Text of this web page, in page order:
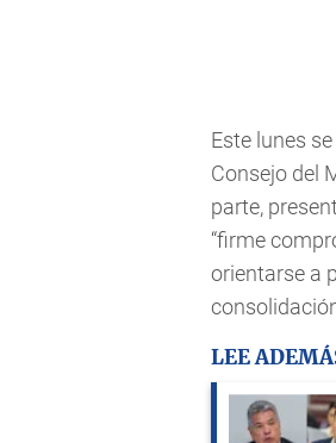
Este lunes
Consejo del
parte,
“firme
orientarse a
LEE